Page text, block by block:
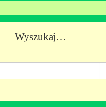
Wyszukaj…